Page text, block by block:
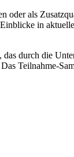
als
in
durch die
Teilnahme-